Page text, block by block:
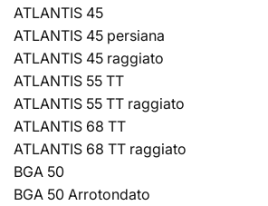
ATLANTIS 45
ATLANTIS 45 persiana
ATLANTIS 45 raggiato
ATLANTIS 55 TT
ATLANTIS 55 TT raggiato
ATLANTIS 68 TT
ATLANTIS 68 TT raggiato
BGA 50
BGA 50 Arrotondato